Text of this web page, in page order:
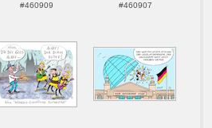
#460909
#460907